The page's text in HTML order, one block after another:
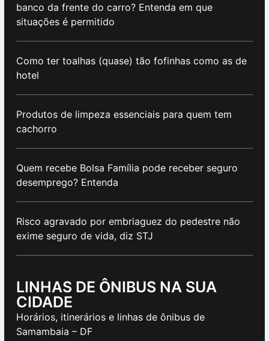
banco da frente do carro? Entenda em que
situações é permitido
Como ter toalhas (quase) tão fofinhas como as de
hotel
Produtos de limpeza essenciais para quem tem
cachorro
Quem recebe Bolsa Família pode receber seguro
desemprego? Entenda
Risco agravado por embriaguez do pedestre não
exime seguro de vida, diz STJ
LINHAS DE ÔNIBUS NA SUA
CIDADE
Horários, itinerários e linhas de ônibus de
Samambaia – DF